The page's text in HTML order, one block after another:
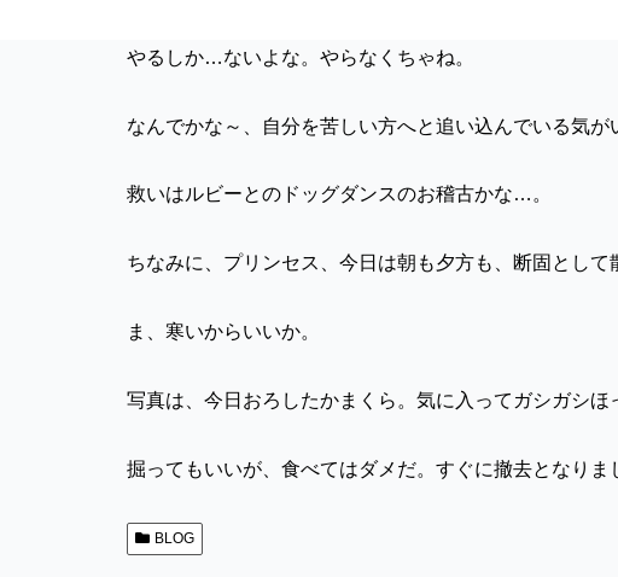
やるしか…ないよな。やらなくちゃね。
なんでかな～、自分を苦しい方へと追い込んでいる気が
救いはルビーとのドッグダンスのお稽古かな…。
ちなみに、プリンセス、今日は朝も夕方も、断固として
ま、寒いからいいか。
写真は、今日おろしたかまくら。気に入ってガシガシほ
掘ってもいいが、食べてはダメだ。すぐに撤去となりま
BLOG